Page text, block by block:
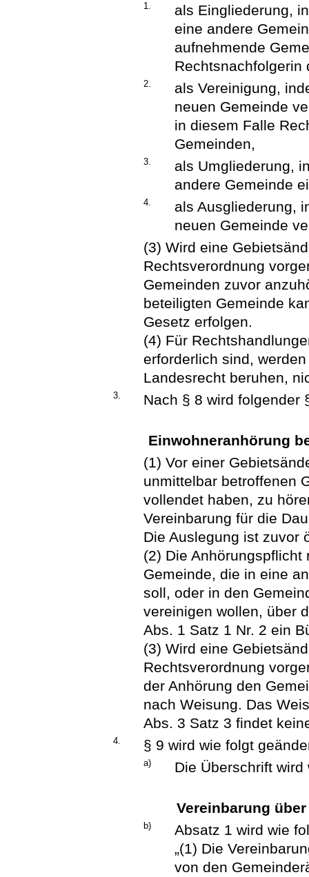
1.
als Eingliederung,
eine andere
aufnehmende
Rechtsnachfolgerin
2.
als Vereinigung,
neuen Gemeinde
in diesem Falle
Gemeinden,
3.
als Umgliederung,
andere Gemeinde
4.
als Ausgliederung,
neuen Gemeinde
(3) Wird eine
Rechtsverordnung
Gemeinden zuvor
beteiligten Gemeinde
Gesetz erfolgen.
(4) Für
erforderlich sind,
Landesrecht beruhen,
3. Nach § 8 wird folgender
Einwohneranhörung
(1) Vor einer
unmittelbar betroffenen
vollendet haben, zu
Vereinbarung für die
Die Auslegung ist zuvor
(2) Die
Gemeinde, die in eine
soll, oder in den
vereinigen wollen, über
Abs. 1 Satz 1 Nr. 2 ein
(3) Wird eine
Rechtsverordnung
der Anhörung den
nach Weisung. Das
Abs. 3 Satz 3 findet
4. § 9 wird wie folgt
a) Die Überschrift
Vereinbarung
b)
Absatz 1 wird wie
„(1) Die
von den